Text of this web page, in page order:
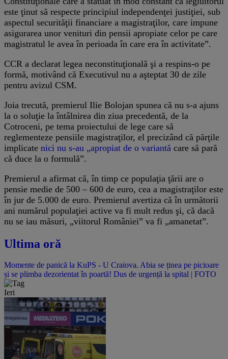
este ţinut să respecte principiul independenţei justiţiei, sub
aspectul securităţii financiare a magistraţilor, care impune
asigurarea unor venituri din pensii apropiate celor pe care
magistratul le avea în perioada în care era în activitate”.
CCR a declarat legea neconstituţională şi a respins-o pe
formă, motivând că Executivul nu a aşteptat 30 de zile
pentru avizul CSM.
Joia trecută, premierul Ilie Bolojan spunea că nu s-a ajuns
la o soluţie la întâlnirea din ziua precedentă, de la
Cotroceni, pe tema proiectului de lege care să
reglementeze pensiile magistraţilor, el precizând că părţile
implicate nici nu s-au „apropiat de o variantă care să pară
că duce la o formulă”.
Premierul a afirmat că, în timp ce populaţia ţării are o
pensie medie de 500 – 600 de euro, cea a magistraţilor este
în jur de 5.000 de euro. Premierul avertiza că în următorii
ani numărul populaţiei active va fi mult redus şi, că dacă
nu se iau măsuri, „viitorul României” va fi „amanetat”.
Ultima oră
Momente de panică la KuPS - U Craiova. Abia se ținea pe picioare
și se plimba dezorientat în poartă! Dus de urgență la spital | FOTO
Ieri